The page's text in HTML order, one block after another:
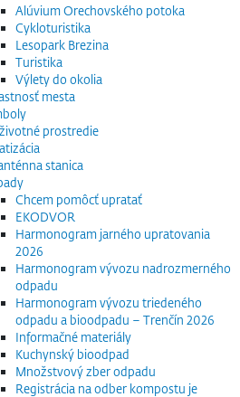
Alúvium Orechovského potoka
Cykloturistika
Lesopark Brezina
Turistika
Výlety do okolia
mesta
prostredie
stanica
Chcem pomôcť upratať
EKODVOR
Harmonogram jarného upratovania
2026
Harmonogram vývozu nadrozmerného
odpadu
Harmonogram vývozu triedeného
odpadu a bioodpadu – Trenčín 2026
Informačné materiály
Kuchynský bioodpad
Množstvový zber odpadu
Registrácia na odber kompostu je